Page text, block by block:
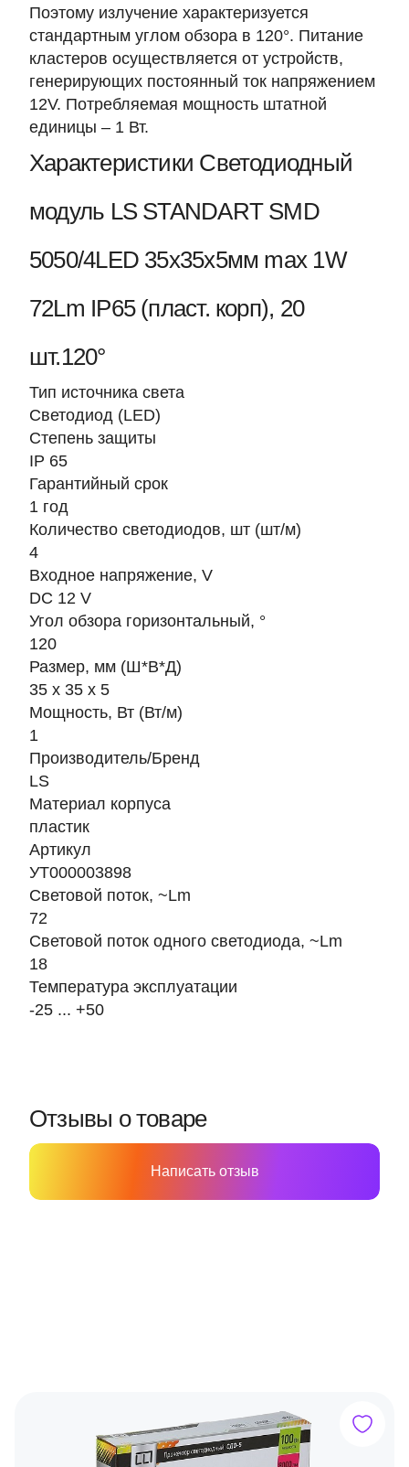
Поэтому излучение характеризуется
стандартным углом обзора в 120°. Питание
кластеров осуществляется от устройств,
генерирующих постоянный ток напряжением
12V. Потребляемая мощность штатной
единицы – 1 Вт.
Характеристики Светодиодный
модуль LS STANDART SMD
5050/4LED 35х35х5мм max 1W
72Lm IP65 (пласт. корп), 20
шт.120°
Тип источника света
Светодиод (LED)
Степень защиты
IP 65
Гарантийный срок
1 год
Количество светодиодов, шт (шт/м)
4
Входное напряжение, V
DC 12 V
Угол обзора горизонтальный, °
120
Размер, мм (Ш*В*Д)
35 х 35 х 5
Мощность, Вт (Вт/м)
1
Производитель/Бренд
LS
Материал корпуса
пластик
Артикул
УТ000003898
Световой поток, ~Lm
72
Световой поток одного светодиода, ~Lm
18
Температура эксплуатации
-25 ... +50
Отзывы о товаре
Написать отзыв